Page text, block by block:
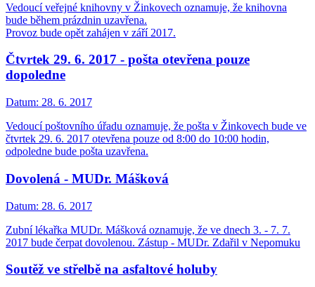
Vedoucí veřejné knihovny v Žinkovech oznamuje, že knihovna
bude během prázdnin uzavřena.
Provoz bude opět zahájen v září 2017.
Čtvrtek 29. 6. 2017 - pošta otevřena pouze
dopoledne
Datum: 28. 6. 2017
Vedoucí poštovního úřadu oznamuje, že pošta v Žinkovech bude ve
čtvrtek 29. 6. 2017 otevřena pouze od 8:00 do 10:00 hodin,
odpoledne bude pošta uzavřena.
Dovolená - MUDr. Mášková
Datum: 28. 6. 2017
Zubní lékařka MUDr. Mášková oznamuje, že ve dnech 3. - 7. 7.
2017 bude čerpat dovolenou. Zástup - MUDr. Zdařil v Nepomuku
Soutěž ve střelbě na asfaltové holuby